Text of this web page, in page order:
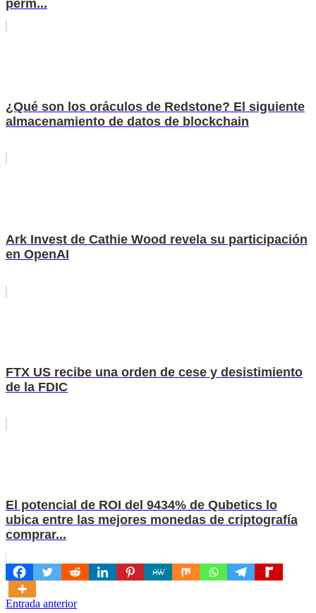
perm...
¿Qué son los oráculos de Redstone? El siguiente
almacenamiento de datos de blockchain
Ark Invest de Cathie Wood revela su participación
en OpenAI
FTX US recibe una orden de cese y desistimiento
de la FDIC
El potencial de ROI del 9434% de Qubetics lo
ubica entre las mejores monedas de criptografía
comprar...
Navegación
Entrada anterior